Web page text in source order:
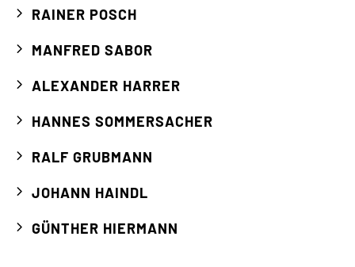
RAINER POSCH
MANFRED SABOR
ALEXANDER HARRER
HANNES SOMMERSACHER
RALF GRUBMANN
JOHANN HAINDL
GÜNTHER HIERMANN